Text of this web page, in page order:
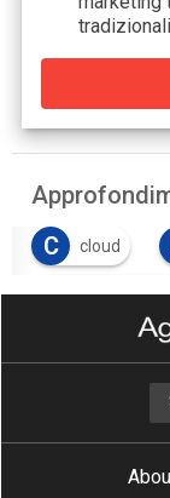
C
cloud
H HR